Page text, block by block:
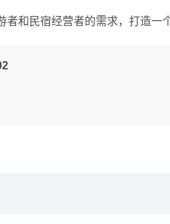
和民宿经营者的需求，打造一